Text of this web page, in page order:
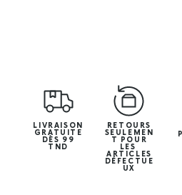
LIVRAISON
GRATUITE
DÈS 99
TND
RETOURS
SEULEMEN
T POUR
LES
ARTICLES
DÉFECTUE
UX